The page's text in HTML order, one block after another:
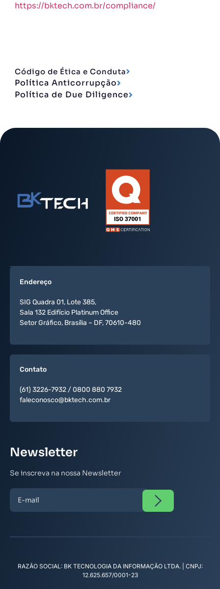
https://bktech.com.br/compliance/
Código de Ética e Conduta
Política Anticorrupção
Política de Due Diligence
Endereço
SIG Quadra 01, Lote 385,
Sala 132 Edifício Platinum Office
Setor Gráfico, Brasília – DF, 70610-480
Contato
(61) 3226-7932 /0800 880 7932
faleconosco@bktech.com.br
Newsletter
Se inscreva na nossa Newsletter
RAZÃO SOCIAL: BK TECNOLOGIA DA INFORMAÇÃO LTDA. | CNPJ:
12.625.657/0001-23